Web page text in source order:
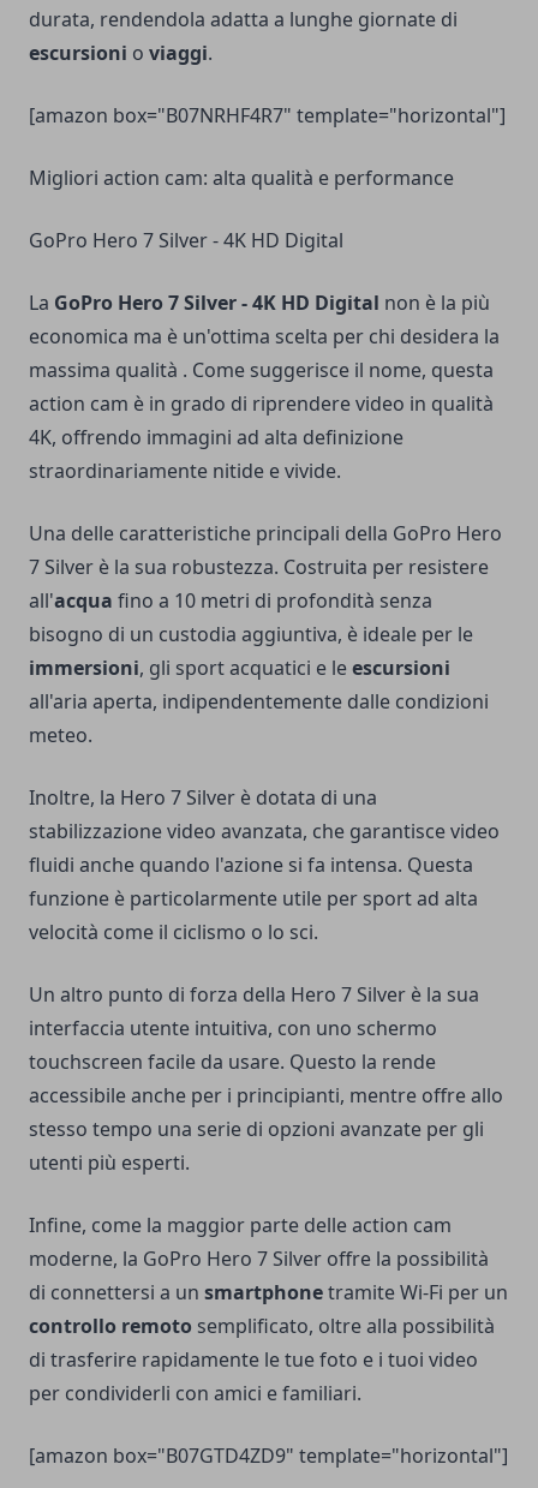
durata, rendendola adatta a lunghe giornate di
escursioni o viaggi.
[amazon box="B07NRHF4R7" template="horizontal"]
Migliori action cam: alta qualità e performance
GoPro Hero 7 Silver - 4K HD Digital
La GoPro Hero 7 Silver - 4K HD Digital non è la più
economica ma è un'ottima scelta per chi desidera la
massima qualità . Come suggerisce il nome, questa
action cam è in grado di riprendere video in qualità
4K, offrendo immagini ad alta definizione
straordinariamente nitide e vivide.
Una delle caratteristiche principali della GoPro Hero
7 Silver è la sua robustezza. Costruita per resistere
all'acqua fino a 10 metri di profondità senza
bisogno di un custodia aggiuntiva, è ideale per le
immersioni, gli sport acquatici e leescursioni
all'aria aperta, indipendentemente dalle condizioni
meteo.
Inoltre, la Hero 7 Silver è dotata di una
stabilizzazione video avanzata, che garantisce video
fluidi anche quando l'azione si fa intensa. Questa
funzione è particolarmente utile per sport ad alta
velocità come il ciclismo o lo sci.
Un altro punto di forza della Hero 7 Silver è la sua
interfaccia utente intuitiva, con uno schermo
touchscreen facile da usare. Questo la rende
accessibile anche per i principianti, mentre offre allo
stesso tempo una serie di opzioni avanzate per gli
utenti più esperti.
Infine, come la maggior parte delle action cam
moderne, la GoPro Hero 7 Silver offre la possibilità
di connettersi a un smartphonetramite Wi-Fi per un
controllo remoto semplificato, oltre alla possibilità
di trasferire rapidamente le tue foto e i tuoi video
per condividerli con amici e familiari.
[amazon box="B07GTD4ZD9" template="horizontal"]